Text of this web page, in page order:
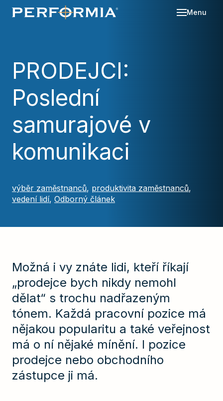
Menu
PRODEJCI:
Poslední
samurajové v
komunikaci
výběr zaměstnanců, produktivita zaměstnanců,
vedení lidí, Odborný článek
Možná i vy znáte lidi, kteří říkají
„prodejce bych nikdy nemohl
dělat“ s trochu nadřazeným
tónem. Každá pracovní pozice má
nějakou popularitu a také veřejnost
má o ní nějaké mínění. I pozice
prodejce nebo obchodního
zástupce ji má.